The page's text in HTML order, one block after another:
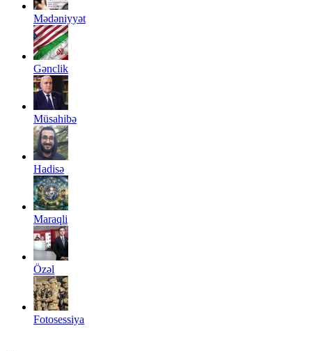
Mədəniyyət
Gənclik
Müsahibə
Hadisə
Maraqli
Özəl
Fotosessiya